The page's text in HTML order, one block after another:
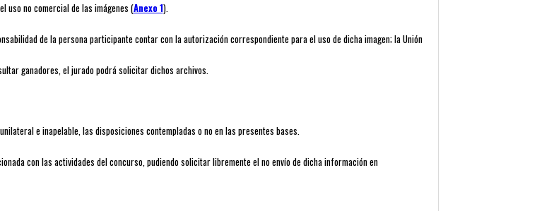
uso no comercial de las imágenes (Anexo 1).
de la persona participante contar con la autorización correspondiente para el uso de dicha imagen; la Unión
ganadores, el jurado podrá solicitar dichos archivos.
e inapelable, las disposiciones contempladas o no en las presentes bases.
con las actividades del concurso, pudiendo solicitar libremente el no envío de dicha información en